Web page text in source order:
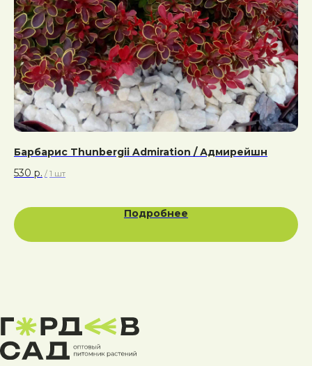
Барбарис Thunbergii Admiration / Адмирейшн
530 р. / 1 шт
Подробнее
© 2025 Гордеев Сад. Все права защищены
Адрес:
Согласие на обработку персональных данных
Согласие на получение рекламной информации